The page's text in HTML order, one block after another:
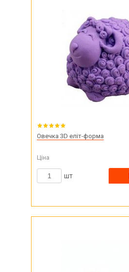
Овечка 3D еліт-форма
Ціна
шт